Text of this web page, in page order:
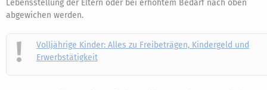
Lebensstellung der Eltern oder bei erhöhtem Bedarf nach oben
abgewichen werden.
Volljährige Kinder: Alles zu Freibeträgen, Kindergeld und
Erwerbstätigkeit